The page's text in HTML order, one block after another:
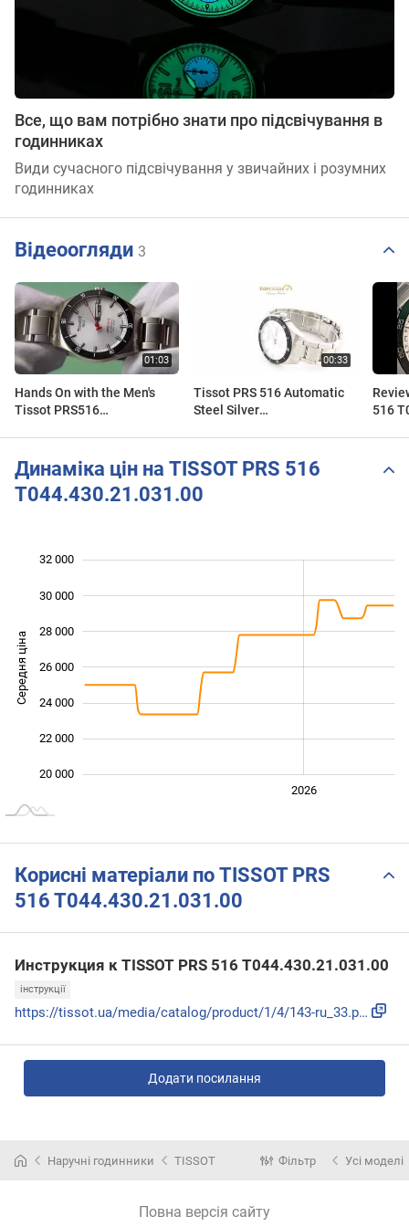
Все, що вам потрібно знати про підсвічування в
годинниках
Види сучасного підсвічування у звичайних і розумних
годинниках
Відеоогляди 3
Hands On with the Men's
Tissot PRS516
Tissot PRS 516 Automatic
Steel Silver
516
Динаміка цін на TISSOT PRS 516
T044.430.21.031.00
Середня ціна 20 000
20 000
22 000
24 000
26 000
28 000
30 000
32 000
2026
Корисні матеріали по TISSOT PRS
516 T044.430.21.031.00
Инструкция к TISSOT PRS 516 T044.430.21.031.00
інструкції
https://tissot.ua/media/catalog/product/1/4/143-ru_33.pdf
Додати посилання
Наручні годинники TISSOT Фільтр Усі моделі
Повна версія сайту